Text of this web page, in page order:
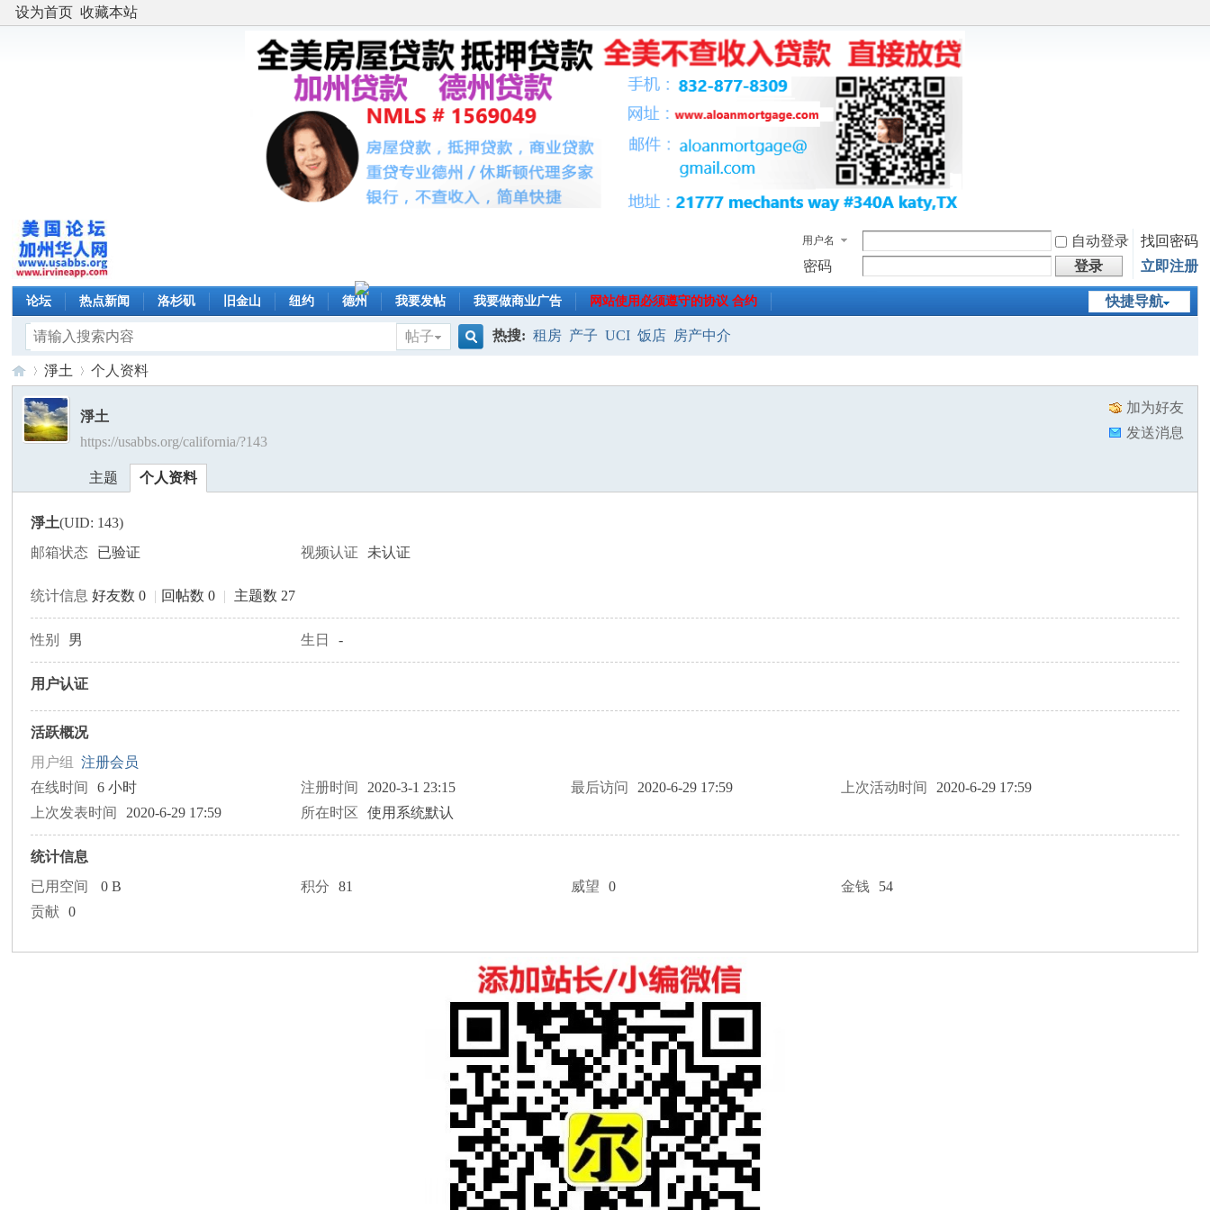
设为首页 收藏本站
用户名 自动登录
找回密码
密码
登录 立即注册
快捷导航
论坛 热点新闻 洛杉矶 旧金山 纽约 德州 我要发帖 我要做商业广告 网站使用必须遵守的协议 合约
帖子
热搜: 租房 产子 UCI 饭店 房产中介
美›
淨土 个人资料
加为好友
发送消息
淨土
https://usabbs.org/california/?143
主题 个人资料
淨土(UID: 143)
邮箱状态
已验证 视频认证 未认证
统计信息 好友数 0 | 回帖数 0 | 主题数 27
性别 男 生日 -
用户认证
活跃概况
用户组注册会员
在线时间
6 小时 注册时间 2020-3-1 23:15 最后访问 2020-6-29 17:59 上次活动时间
2020-6-29 17:59
上次发表时间
2020-6-29 17:59 所在时区 使用系统默认
统计信息
已用空间
0 B 积分 81 威望 0 金钱
54
贡献
0